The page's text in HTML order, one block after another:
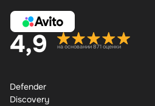
4,9 на основании 871 оценки
Defender
Discovery